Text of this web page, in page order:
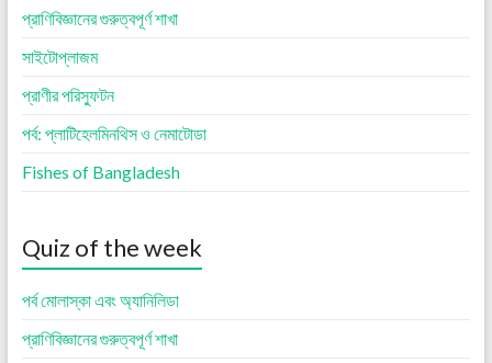
প্রাণিবিজ্ঞানের গুরুত্বপূর্ণ শাখা
সাইটোপ্লাজম
প্রাণীর পরিস্ফুটন
পর্ব: প্লাটিহেলমিনথিস ও নেমাটোডা
Fishes of Bangladesh
Quiz of the week
পর্ব মোলাস্কা এবং অ্যানিলিডা
প্রাণিবিজ্ঞানের গুরুত্বপূর্ণ শাখা